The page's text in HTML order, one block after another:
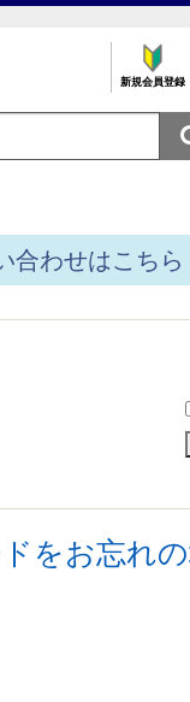
新規会員登録
合わせはこちら
をお忘れ